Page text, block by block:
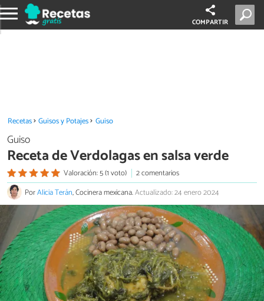
COMPARTIR
Recetas Guisos y Potajes Guiso
Guiso
Receta de Verdolagas en salsa verde
Valoración: 5 (1 voto)
2 comentarios
PorAlicia Terán, Cocinera mexicana.Actualizado: 24 enero 2024